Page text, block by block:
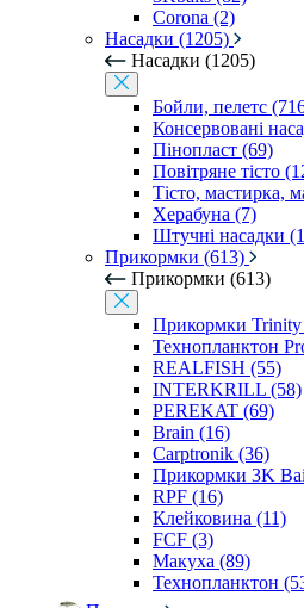
Corona (2)
Насадки (1205)
Насадки (1205)
Бойли, пелетс
Консервовані
Пінопласт (69)
Повітряне тісто
Тісто, мастирка,
Херабуна (7)
Штучні насадки
Прикормки (613)
Прикормки (613)
Прикормки Trinity
Технопланктон
REALFISH (55)
INTERKRILL (58)
PEREKAT (69)
Brain (16)
Carptronik (36)
Прикормки 3K
RPF (16)
Клейковина (11)
FCF (3)
Макуха (89)
Технопланктон